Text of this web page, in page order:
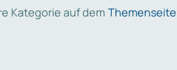
Kategorie auf dem Themenseite